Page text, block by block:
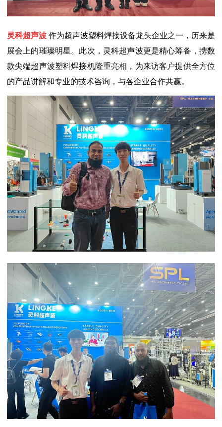
灵科超声波 作为超声波塑料焊接设备龙头企业之一，历来是
展会上的璀璨明星。此次，灵科超声波更是精心筹备，携数
款尖端超声波塑料焊接机隆重亮相，为来访客户提供全方位
的产品讲解和专业的技术咨询，与各企业合作共赢。